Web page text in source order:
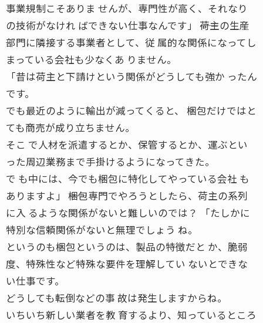
事業規制こそありま せんが、専門性が高く、それなり
の技術がなけれ ばできない仕事なんです」 ――荷主の生産
部門に隣接する事業者として、従 属的な関係になってし
まっている会社も少なくあ りません。
「昔は荷主と下請けという関係がどうしても強か ったん
です。
でも最近のように輸出が減ってくると、 梱包だけではと
ても商売が成り立ちません。
そこ で人材を派遣するとか、保管するとか、運ぶとい
った周辺業務まで手掛けるようになってきた。
で も中には、今でも梱包に特化してやっている会社 も
ありますよ」 ――梱包専門でやろうとしたら、荷主の系列
に入 るような関係がないと難しいのでは？ 「たしかに
特別な信頼関係がないと無理でしょう ね。
というのも梱包というのは、製品の特徴だと か、脆弱
度、特殊性など特殊な要件を理解してい ないとできな
い仕事です。
どうしても転倒などの事 故は発生しますからね。
いちいち新しい業者を教 育するより、知っているところ